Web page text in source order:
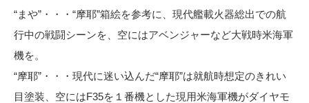
“まや”・・・“摩耶”箱絵を参考に、現代艦載火器総出での航
行中の戦闘シーンを、空にはアベンジャーなど大戦時米海軍
機を。
“摩耶”・・・現代に迷い込んだ“摩耶”は就航時想定のきれい
目塗装、空にはF35を１番機とした現用米海軍機がダイヤモ